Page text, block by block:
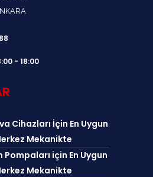
- 18:00
Cihazları İçin En Uygun
Mekanikte
için En Uygun
Mekanikte